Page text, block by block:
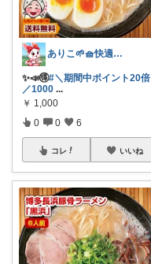
ありこ🌱🧺快適な暮らし雑貨🌻
✨️📣🉐#＼期間中ポイント20倍
／1000 ...
￥ 1,000
0 0 6
コレ いいね